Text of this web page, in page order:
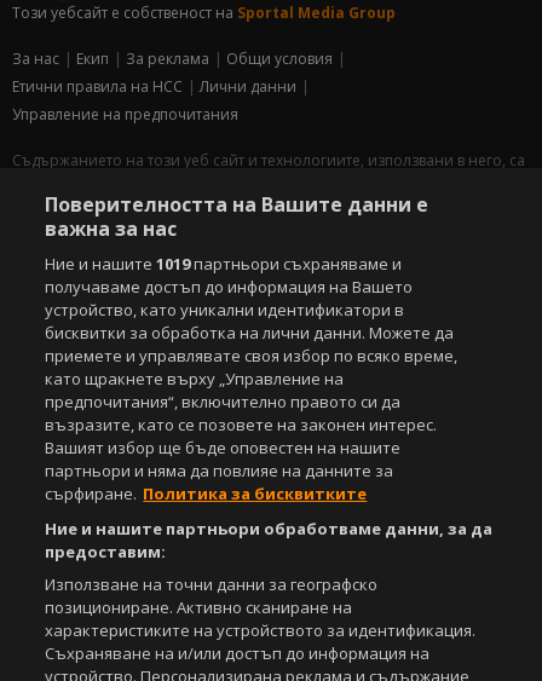
Този уебсайт е собственост на Sportal Media Group
За нас Екип За рекламa
Общи условия
Етични правила на НСС
Лични данни
Управление на предпочитания
Съдържанието на този уеб сайт и технологиите, използвани в него, са
Всички статии, репортажи, интервюта и други текстови, графични и
видео материали, публикувани в сайта, са собственост на Агенция
публикуване на текстови материали само след писмено съгласие на
Агенция Спортал, посочване на източника и добавяне на линк към
www.sportal.bg. Използването на графични и видео материали,
публикувани в сайта, е строго забранено. Нарушителите ще бъдат
санкционирани с цялата строгост на закона.
СвалиБЕЗПЛАТНОТОприложение за:
Android
Powered by:
Поверителността на Вашите данни е
важна за нас
Ние и нашите1019партньори съхраняваме и
получаваме достъп до информация на Вашето
устройство, като уникални идентификатори в
бисквитки за обработка на лични данни. Можете да
приемете и управлявате своя избор по всяко време,
като щракнете върху „Управление на
предпочитания“, включително правото си да
възразите, като се позовете на законен интерес.
Вашият избор ще бъде оповестен на нашите
партньори и няма да повлияе на данните за
сърфиране. Политика за бисквитките
Ние и нашите партньори обработваме данни, за да
предоставим:
Използване на точни данни за географско
позициониране. Активно сканиране на
характеристиките на устройството за идентификация.
Съхраняване на и/или достъп до информация на
устройство. Персонализирана реклама и съдържание,